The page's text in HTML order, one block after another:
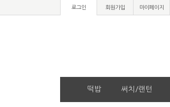
로그인 회원가입 마이페이지
떡밥 써치/랜턴